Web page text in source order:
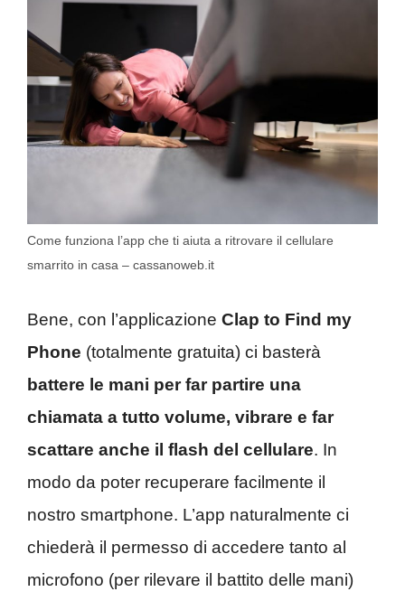
Come funziona l’app che ti aiuta a ritrovare il cellulare
smarrito in casa – cassanoweb.it
Bene, con l’applicazione Clap to Find my
Phone (totalmente gratuita) ci basterà
battere le mani per far partire una
chiamata a tutto volume, vibrare e far
scattare anche il flash del cellulare. In
modo da poter recuperare facilmente il
nostro smartphone. L’app naturalmente ci
chiederà il permesso di accedere tanto al
microfono (per rilevare il battito delle mani)